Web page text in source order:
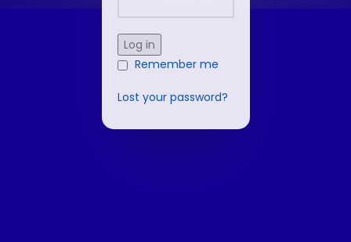
Log in
Remember me
Lost your password?